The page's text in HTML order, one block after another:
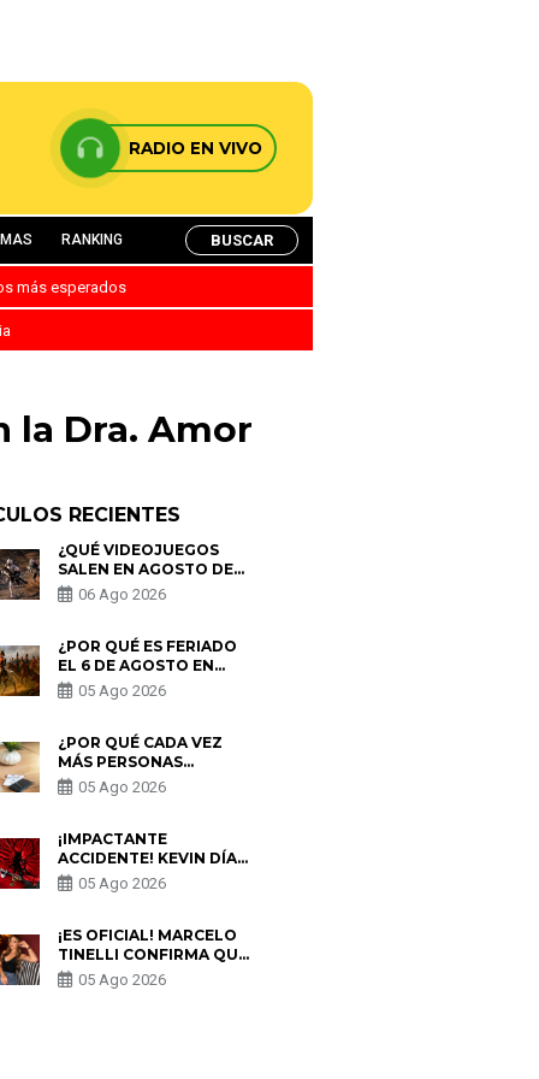
RADIO EN VIVO
RANKING BUSCAR
más esperados
la Dra. Amor
RECIENTES
¿QUÉ VIDEOJUEGOS
SALEN EN AGOSTO DE
2026? ESTOS SON LOS
ESTRENOS MÁS
06 Ago 2026
¿POR QUÉ ES FERIADO
EL 6 DE AGOSTO EN
PERÚ? ESTA ES LA
HISTORIA
05 Ago 2026
¿POR QUÉ CADA VEZ
MÁS PERSONAS
UTILIZAN UNA VPN
PARA PROTEGER SU
05 Ago 2026
¡IMPACTANTE
ACCIDENTE! KEVIN DÍAZ
CAE DESDE OCHO
METROS EN “ESTO ES
PREOCUPACIÓN
05 Ago 2026
¡ES OFICIAL! MARCELO
TINELLI CONFIRMA QUE
REGRESÓ CON MILETT
FIGUEROA: “EL AMOR
05 Ago 2026